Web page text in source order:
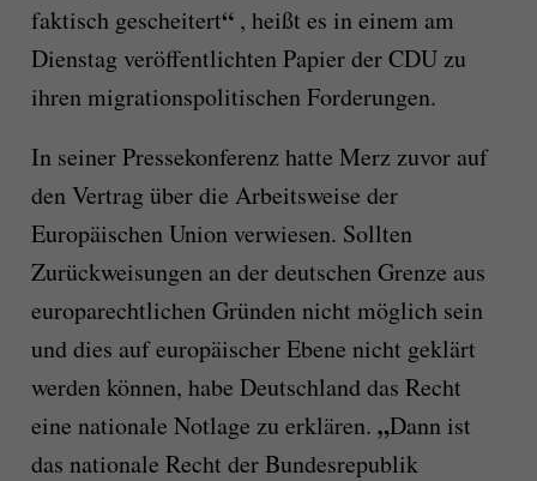
faktisch gescheitert“ , heißt es in einem am
Dienstag veröffentlichten Papier der CDU zu
ihren migrationspolitischen Forderungen.
In seiner Pressekonferenz hatte Merz zuvor auf
den Vertrag über die Arbeitsweise der
Europäischen Union verwiesen. Sollten
Zurückweisungen an der deutschen Grenze aus
europarechtlichen Gründen nicht möglich sein
und dies auf europäischer Ebene nicht geklärt
werden können, habe Deutschland das Recht
eine nationale Notlage zu erklären. „Dann ist
das nationale Recht der Bundesrepublik